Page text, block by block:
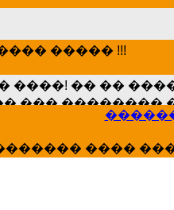
��� ��������
��������
������� ���
����